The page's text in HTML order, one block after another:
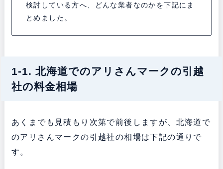
検討している方へ、どんな業者なのかを下記にま
とめました。
1-1. 北海道でのアリさんマークの引越
社の料金相場
あくまでも見積もり次第で前後しますが、北海道で
のアリさんマークの引越社の相場は下記の通りで
す。